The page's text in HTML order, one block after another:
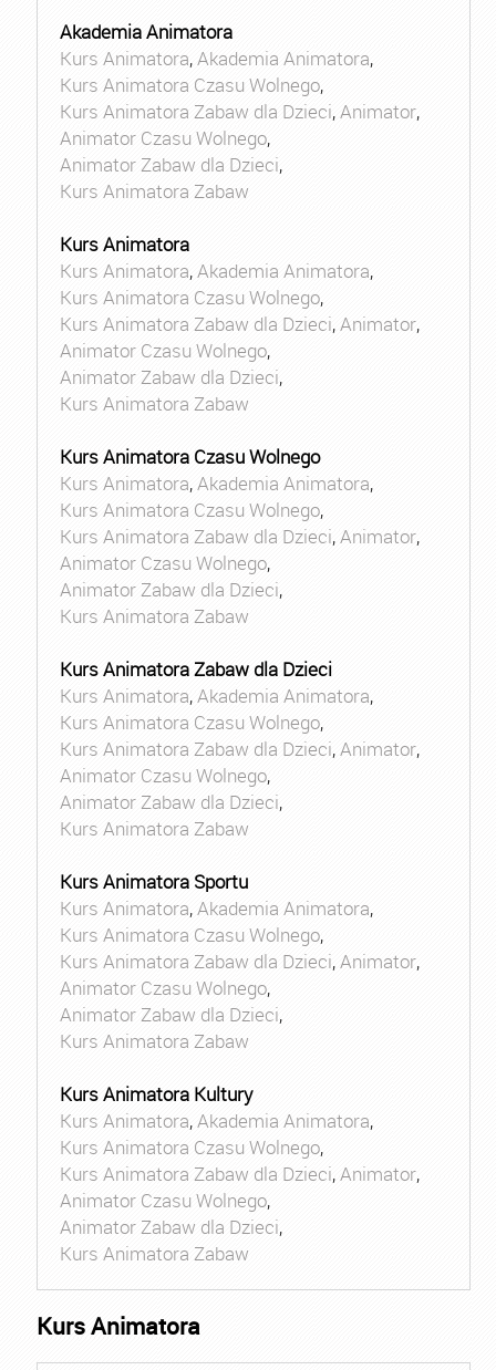
Akademia Animatora
Kurs Animatora,Akademia Animatora,
Kurs Animatora Czasu Wolnego,
Kurs Animatora Zabaw dla Dzieci,Animator,
Animator Czasu Wolnego,
Animator Zabaw dla Dzieci,
Kurs Animatora Zabaw
Kurs Animatora
Kurs Animatora,Akademia Animatora,
Kurs Animatora Czasu Wolnego,
Kurs Animatora Zabaw dla Dzieci,Animator,
Animator Czasu Wolnego,
Animator Zabaw dla Dzieci,
Kurs Animatora Zabaw
Kurs Animatora Czasu Wolnego
Kurs Animatora,Akademia Animatora,
Kurs Animatora Czasu Wolnego,
Kurs Animatora Zabaw dla Dzieci,Animator,
Animator Czasu Wolnego,
Animator Zabaw dla Dzieci,
Kurs Animatora Zabaw
Kurs Animatora Zabaw dla Dzieci
Kurs Animatora,Akademia Animatora,
Kurs Animatora Czasu Wolnego,
Kurs Animatora Zabaw dla Dzieci,Animator,
Animator Czasu Wolnego,
Animator Zabaw dla Dzieci,
Kurs Animatora Zabaw
Kurs Animatora Sportu
Kurs Animatora,Akademia Animatora,
Kurs Animatora Czasu Wolnego,
Kurs Animatora Zabaw dla Dzieci,Animator,
Animator Czasu Wolnego,
Animator Zabaw dla Dzieci,
Kurs Animatora Zabaw
Kurs Animatora Kultury
Kurs Animatora,Akademia Animatora,
Kurs Animatora Czasu Wolnego,
Kurs Animatora Zabaw dla Dzieci,Animator,
Animator Czasu Wolnego,
Animator Zabaw dla Dzieci,
Kurs Animatora Zabaw
Kurs Animatora